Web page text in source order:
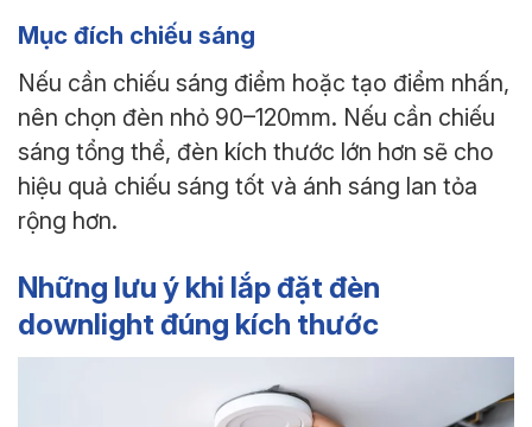
Mục đích chiếu sáng
Nếu cần chiếu sáng điểm hoặc tạo điểm nhấn,
nên chọn đèn nhỏ 90–120mm. Nếu cần chiếu
sáng tổng thể, đèn kích thước lớn hơn sẽ cho
hiệu quả chiếu sáng tốt và ánh sáng lan tỏa
rộng hơn.
Những lưu ý khi lắp đặt đèn
downlight đúng kích thước